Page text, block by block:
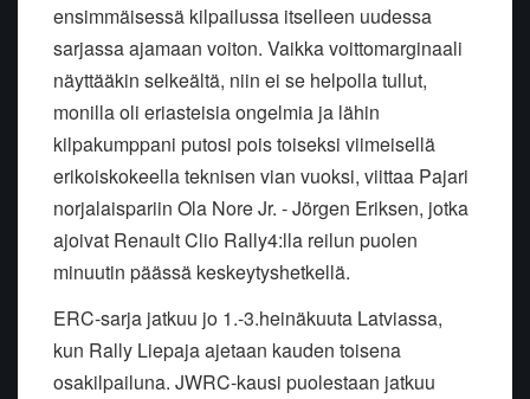
ensimmäisessä kilpailussa itselleen uudessa
sarjassa ajamaan voiton. Vaikka voittomarginaali
näyttääkin selkeältä, niin ei se helpolla tullut,
monilla oli eriasteisia ongelmia ja lähin
kilpakumppani putosi pois toiseksi viimeisellä
erikoiskokeella teknisen vian vuoksi, viittaa Pajari
norjalaispariin Ola Nore Jr. - Jörgen Eriksen, jotka
ajoivat Renault Clio Rally4:lla reilun puolen
minuutin päässä keskeytyshetkellä.
ERC-sarja jatkuu jo 1.-3.heinäkuuta Latviassa,
kun Rally Liepaja ajetaan kauden toisena
osakilpailuna. JWRC-kausi puolestaan jatkuu